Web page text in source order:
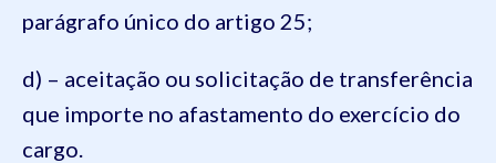
parágrafo único do artigo 25;
d) – aceitação ou solicitação de transferência
que importe no afastamento do exercício do
cargo.